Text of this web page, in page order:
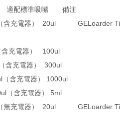
準吸嘴 備注
（含充電器） 20ul GELoarder Ti
充電器） 100ul
含充電器） 300ul
含充電器） 1000ul
（含充電器） 5ml
（無充電器） 20ul GELoarder Ti